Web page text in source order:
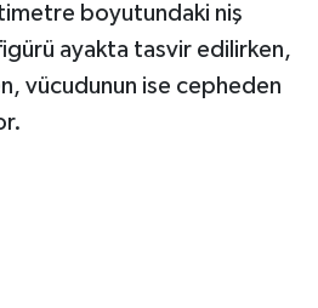
boyutundaki niş
ayakta tasvir edilirken,
vücudunun ise cepheden